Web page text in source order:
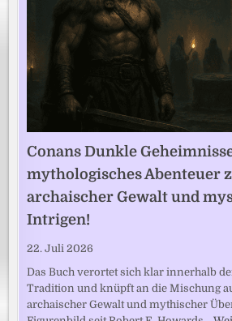
Conans Dunkle
mythologisches Abenteuer
archaischer Gewalt und
Intrigen!
22. Juli 2026
Das Buch verortet sich klar innerhalb
Tradition und knüpft an die Mischung
archaischer Gewalt und mythischer